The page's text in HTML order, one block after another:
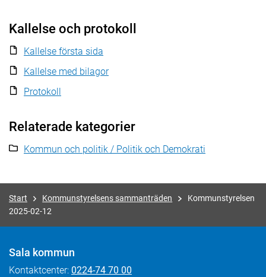
Kallelse och protokoll
Kallelse första sida
Kallelse med bilagor
Protokoll
Relaterade kategorier
Kommun och politik / Politik och Demokrati
Start Kommunstyrelsens sammanträden
Kommunstyrelsen
2025-02-12
Sala kommun
Kontaktcenter: 0224-74 70 00